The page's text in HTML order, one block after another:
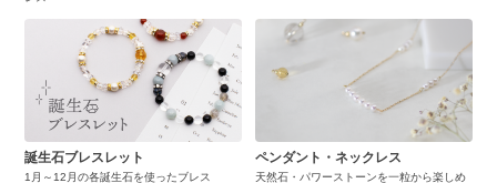
誕生石ブレスレット
1月～12月の各誕生石を使ったブレス
ペンダント・ネックレス
天然石・パワーストーンを一粒から楽しめ